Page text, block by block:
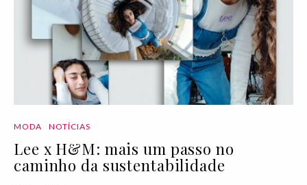
MODA NOTÍCIAS
Lee x H&M: mais um passo no
caminho da sustentabilidade